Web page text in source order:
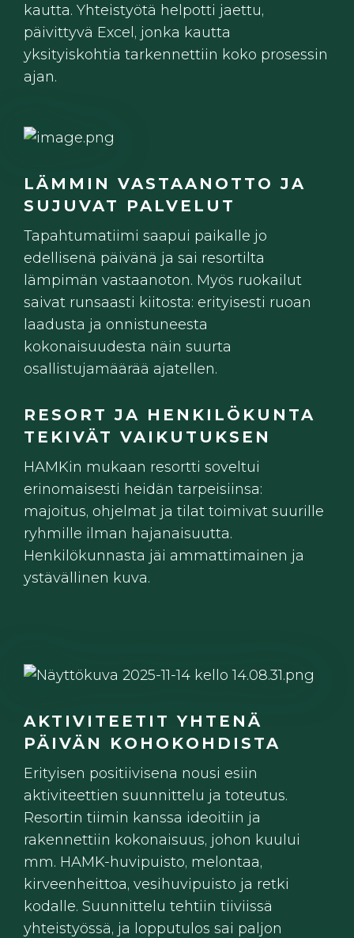
kautta. Yhteistyötä helpotti jaettu,
päivittyvä Excel, jonka kautta
yksityiskohtia tarkennettiin koko prosessin
ajan.
LÄMMIN VASTAANOTTO JA
SUJUVAT PALVELUT
Tapahtumatiimi saapui paikalle jo
edellisenä päivänä ja sai resortilta
lämpimän vastaanoton. Myös ruokailut
saivat runsaasti kiitosta: erityisesti ruoan
laadusta ja onnistuneesta
kokonaisuudesta näin suurta
osallistujamäärää ajatellen.
RESORT JA HENKILÖKUNTA
TEKIVÄT VAIKUTUKSEN
HAMKin mukaan resortti soveltui
erinomaisesti heidän tarpeisiinsa:
majoitus, ohjelmat ja tilat toimivat suurille
ryhmille ilman hajanaisuutta.
Henkilökunnasta jäi ammattimainen ja
ystävällinen kuva.
AKTIVITEETIT YHTENÄ
PÄIVÄN KOHOKOHDISTA
Erityisen positiivisena nousi esiin
aktiviteettien suunnittelu ja toteutus.
Resortin tiimin kanssa ideoitiin ja
rakennettiin kokonaisuus, johon kuului
mm. HAMK-huvipuisto, melontaa,
kirveenheittoa, vesihuvipuisto ja retki
kodalle. Suunnittelu tehtiin tiiviissä
yhteistyössä, ja lopputulos sai paljon